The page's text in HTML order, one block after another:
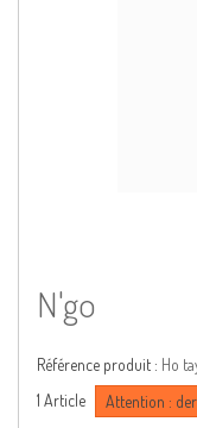
N'go
Référence produit : Ho
1 Article
Attention :